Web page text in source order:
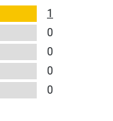
1
0
0
0
0